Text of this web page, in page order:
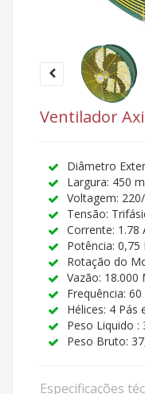
Ventilador
Diâmetro
Largura: 450
Voltagem:
Tensão:
Corrente: 1.78
Potência: 0,75
Rotação do
Vazão: 18.000
Frequência: 60
Hélices: 4 Pás
Peso Liquido :
Peso Bruto:
Especificações